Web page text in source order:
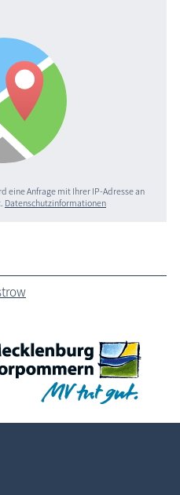
eine Anfrage mit Ihrer IP-Adresse an
Datenschutzinformationen